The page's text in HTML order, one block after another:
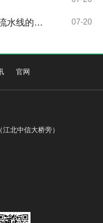
广东生产线厂家——倍速链流水线的特点你了解吗 07-20
官网
北中信大桥旁）